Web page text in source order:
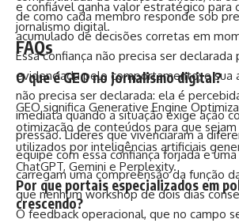
e confiável ganha valor estratégico para
jornalismo digital.
FAQs
O que é GEO no jornalismo digital?
GEO significa Generative Engine
otimização de conteúdos para que
utilizados por inteligências artificiais
ChatGPT, Gemini e Perplexity.
Por que portais especializados em
crescendo?
de como cada membro responde sob
acumulado de decisões corretas em
Essa confiança não precisa ser declarada
evidenciada pelo comportamento; e sua
não precisa ser declarada: ela é
imediata quando a situação exige ação
pressão. Líderes que vivenciaram a
equipe com essa confiança forjada e
carregam uma compreensão da função
que nenhum workshop de dois dias
O feedback operacional, que no campo